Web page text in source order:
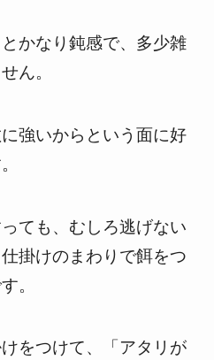
かなり鈍感で、多少雑
ん。
強いからという面に好
ても、むしろ逃げない
掛けのまわりで餌をつ
。
をつけて、「アタリが